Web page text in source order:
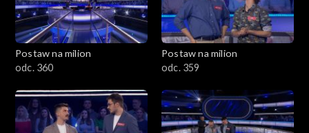
Postaw na milion
odc. 360
Postaw na milion
odc. 359